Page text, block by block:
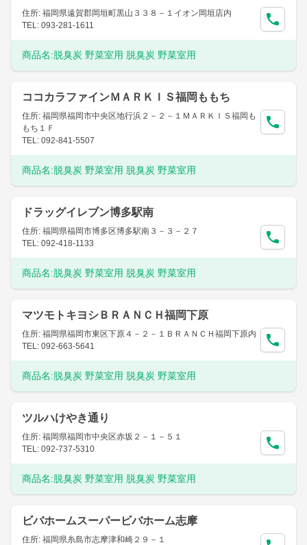
住所: 福岡県遠賀郡岡垣町黒山３３８－１イオン岡垣店内
TEL: 093-281-1611
商品名:脱臭炭 野菜室用 脱臭炭 野菜室用
ココカラファインＭＡＲＫＩＳ福岡ももち
住所: 福岡県福岡市中央区地行浜２－２－１ＭＡＲＫＩＳ福岡も
もち１Ｆ
TEL: 092-841-5507
商品名:脱臭炭 野菜室用 脱臭炭 野菜室用
ドラッグイレブン博多駅南
住所: 福岡県福岡市博多区博多駅南３－３－２７
TEL: 092-418-1133
商品名:脱臭炭 野菜室用 脱臭炭 野菜室用
マツモトキヨシＢＲＡＮＣＨ福岡下原
住所: 福岡県福岡市東区下原４－２－１ＢＲＡＮＣＨ福岡下原内
TEL: 092-663-5641
商品名:脱臭炭 野菜室用 脱臭炭 野菜室用
ツルハけやき通り
住所: 福岡県福岡市中央区赤坂２－１－５１
TEL: 092-737-5310
商品名:脱臭炭 野菜室用 脱臭炭 野菜室用
ビバホームスーパービバホーム志摩
住所: 福岡県糸島市志摩津和崎２９－１